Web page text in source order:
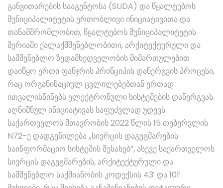
განვითარების სააგენტოსა (SUDA) და წყალტუბოს
მუნიციპალიტეტის ერთობლივი ინიციატივითა და
თანამშრომლობით, წყალტუბოს მუნიციპალიტეტის
მერიაში ქალაქმშენებლობითი, არქიტექტურული და
სამშენებლო ზედამხედველობის მიმართულებით
დაიწყო ერთი ფანჯრის პრინციპის დანერგვის პროცესი,
რაც ორგანიზაციულ ცვლილებებთან ერთად
ითვალისწინებს ელექტრონული სისტემების დანერგვას.
აღნიშნულ ინიციატივას საფუძვლად უდევს
საქართველოს მთავრობის 2022 წლის 15 თებერვლის
N72-ე დადგენილება ,,სივრცის დაგეგმარების
საინფორმაციო სისტემის შესახებ”, ასევე საქართველოს
სივრცის დაგეგმარების, არქიტექტურული და
სამშენებლო საქმიანობის კოდექსის 43¹ და 101¹